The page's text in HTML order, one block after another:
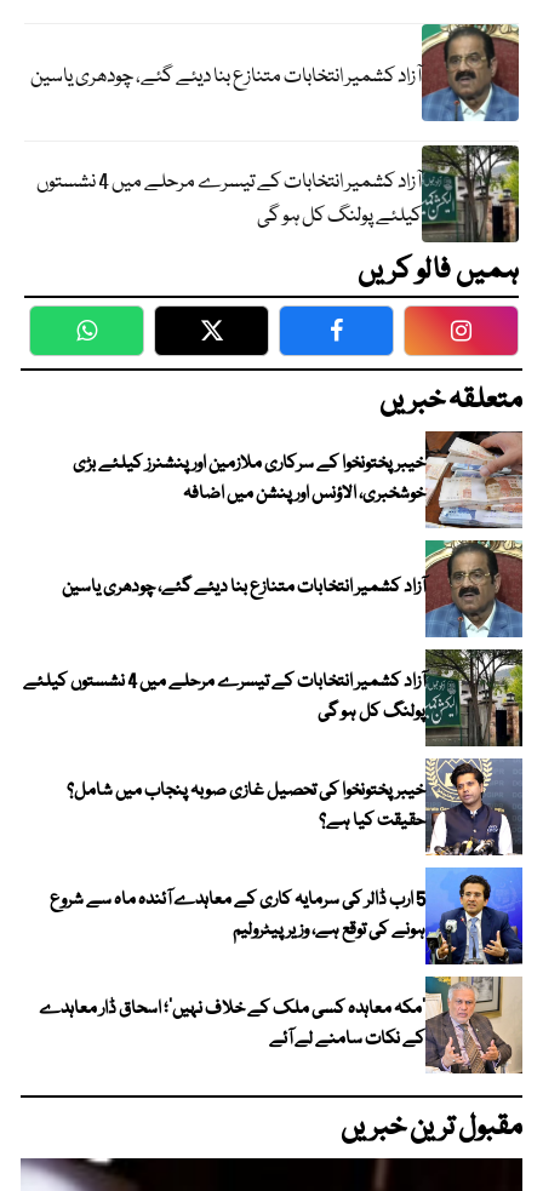
آزاد کشمیر انتخابات متنازع بنا دیئے گئے، چودھری یاسین
آزاد کشمیر انتخابات کے تیسرے مرحلے میں 4 نشستوں
کیلئے پولنگ کل ہو گی
ہمیں فالو کریں
WhatsApp Twitter Facebook
متعلقہ خبریں
خیبرپختونخوا کے سرکاری ملازمین اور پنشنرز کیلئے بڑی
خوشخبری، الاؤنس اور پنشن میں اضافہ
آزاد کشمیر انتخابات متنازع بنا دیئے گئے، چودھری یاسین
آزاد کشمیر انتخابات کے تیسرے مرحلے میں 4 نشستوں کیلئے
پولنگ کل ہو گی
خیبر پختونخوا کی تحصیل غازی صوبہ پنجاب میں شامل؟
حقیقت کیا ہے؟
5 ارب ڈالر کی سرمایہ کاری کے معاہدے آئندہ ماہ سے شروع
ہونے کی توقع ہے، وزیر پیٹرولیم
‘مکہ معاہدہ کسی ملک کے خلاف نہیں’؛ اسحاق ڈار معاہدے
کے نکات سامنے لے آئے
مقبول ترین خبریں